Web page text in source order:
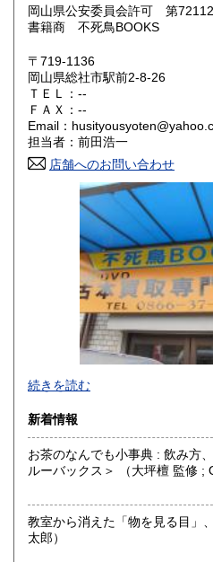
滋賀県 300円
大阪府 300円
奈良県
鳥取県
300円
300円
300円
300円
300円
熊本県
宮崎県
沖縄県 300円
岡山県公安委員会許可 第
書籍商 不死鳥BOOKS
〒719-1136
岡山県総社市駅前2-8-26
ＴＥＬ：--
ＦＡＸ：--
Email：
担当者：前田浩一
店舗へのお問い合わせ
不死鳥BOOKSでは、書籍だけ
ゲーム、おもちゃ、骨董品まで
にお問い合わせください。出張
沿線名：伯備線・桃太郎線(吉備
最寄駅：総社駅
定休日：年中無休
書籍の買取について
続きを読む
新着情報
お茶のなんでも小事典 : 飲み方
ルーバックス＞ （大
教室から消えた「物を見る目」、「歴
太郎）